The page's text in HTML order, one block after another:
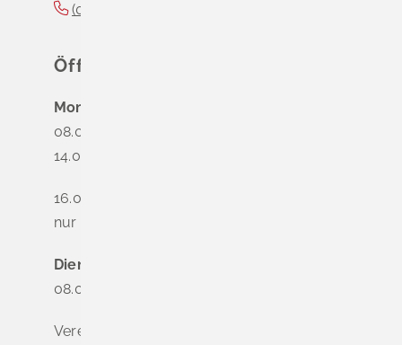
(0
Öffnungszeiten
Montag
08.00 - 12.00 Uhr
14.00 - 16.00 Uhr
16.00 - 18.00 Uhr
nur nach Terminvereinbarung
Dienstag - Freitag
08.00 - 12.00 Uhr
Vereinbaren Sie online oder telefonisch